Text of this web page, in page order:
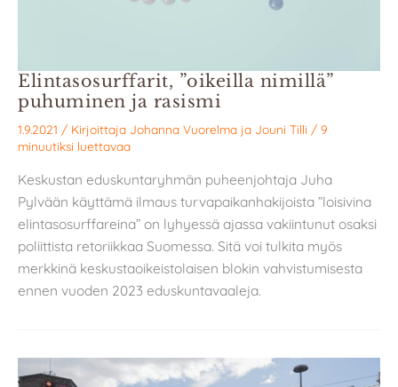
Elintasosurffarit, ”oikeilla nimillä”
puhuminen ja rasismi
1.9.2021 / Kirjoittaja Johanna Vuorelma ja Jouni Tilli / 9
minuutiksi luettavaa
Keskustan eduskuntaryhmän puheenjohtaja Juha
Pylvään käyttämä ilmaus turvapaikanhakijoista ”loisivina
elintasosurffareina” on lyhyessä ajassa vakiintunut osaksi
poliittista retoriikkaa Suomessa. Sitä voi tulkita myös
merkkinä keskustaoikeistolaisen blokin vahvistumisesta
ennen vuoden 2023 eduskuntavaaleja.